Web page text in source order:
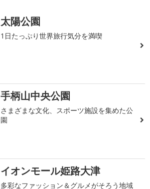
太陽公園
1日たっぷり世界旅行気分を満喫
手柄山中央公園
さまざまな文化、スポーツ施設を集めた公
園
イオンモール姫路大津
多彩なファッション＆グルメがそろう地域